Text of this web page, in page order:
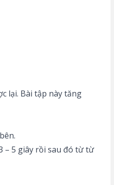
lại. Bài tập này tăng
– 5 giây rồi sau đó từ từ